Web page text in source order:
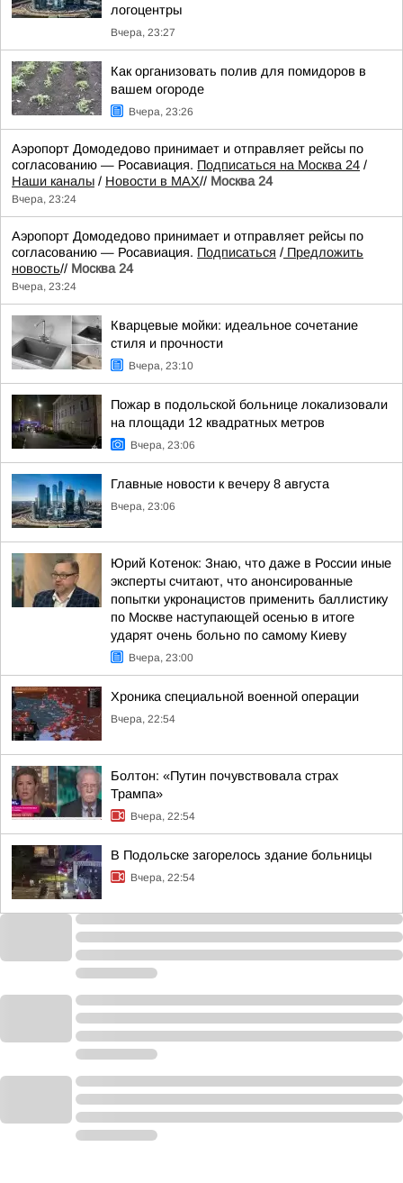
логоцентры
Вчера, 23:27
Как организовать полив для помидоров в
вашем огороде
Вчера, 23:26
Аэропорт Домодедово принимает и отправляет рейсы по
согласованию — Росавиация. Подписаться на Москва 24 /
Наши каналы / Новости в MAX// Москва 24
Вчера, 23:24
Аэропорт Домодедово принимает и отправляет рейсы по
согласованию — Росавиация. Подписаться / Предложить
новость// Москва 24
Вчера, 23:24
Кварцевые мойки: идеальное сочетание
стиля и прочности
Вчера, 23:10
Пожар в подольской больнице локализовали
на площади 12 квадратных метров
Вчера, 23:06
Главные новости к вечеру 8 августа
Вчера, 23:06
Юрий Котенок: Знаю, что даже в России иные
эксперты считают, что анонсированные
попытки укронацистов применить баллистику
по Москве наступающей осенью в итоге
ударят очень больно по самому Киеву
Вчера, 23:00
Хроника специальной военной операции
Вчера, 22:54
Болтон: «Путин почувствовала страх
Трампа»
Вчера, 22:54
В Подольске загорелось здание больницы
Вчера, 22:54